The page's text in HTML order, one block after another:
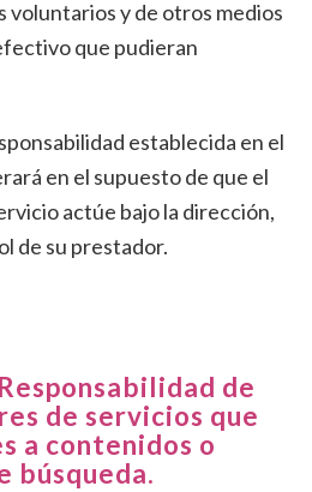
voluntarios y de otros medios
que pudieran
establecida en el
en el supuesto de que el
actúe bajo la dirección,
de su prestador.
de
de servicios que
a contenidos o
búsqueda.